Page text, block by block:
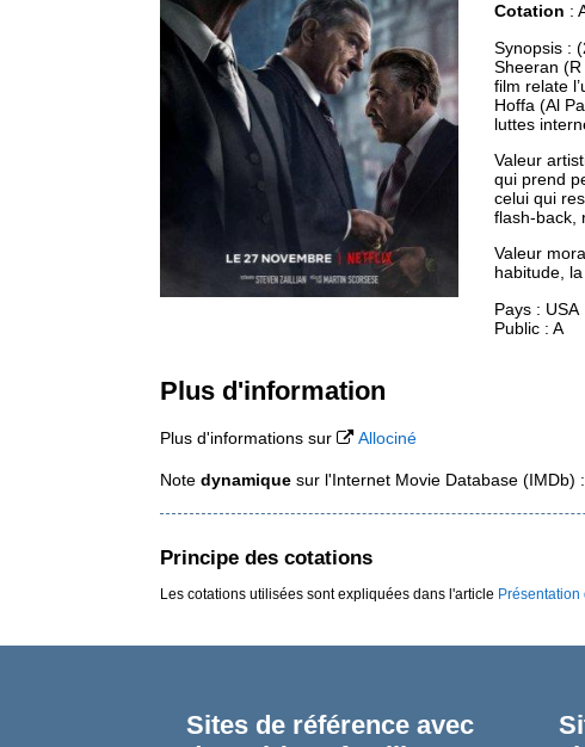
Cotation :
Synopsis :
Sheeran
film relate
Hoffa (Al
luttes
Valeur
qui prend
celui qui
flash-back,
Valeur
habitude,
Pays : USA
Public : A
Plus d'information
Plus d'informations sur Allociné
Notedynamique sur l'Internet Movie Database (IMDb)
Principe des cotations
Les cotations utilisées sont expliquées dans l'article Présentation
Sites de référence avec